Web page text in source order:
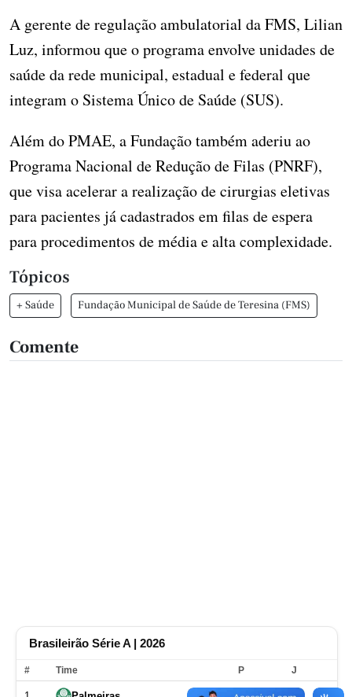
A gerente de regulação ambulatorial da FMS, Lilian
Luz, informou que o programa envolve unidades de
saúde da rede municipal, estadual e federal que
integram o Sistema Único de Saúde (SUS).
Além do PMAE, a Fundação também aderiu ao
Programa Nacional de Redução de Filas (PNRF),
que visa acelerar a realização de cirurgias eletivas
para pacientes já cadastrados em filas de espera
para procedimentos de média e alta complexidade.
Tópicos
+ Saúde Fundação Municipal de Saúde de Teresina (FMS)
Comente